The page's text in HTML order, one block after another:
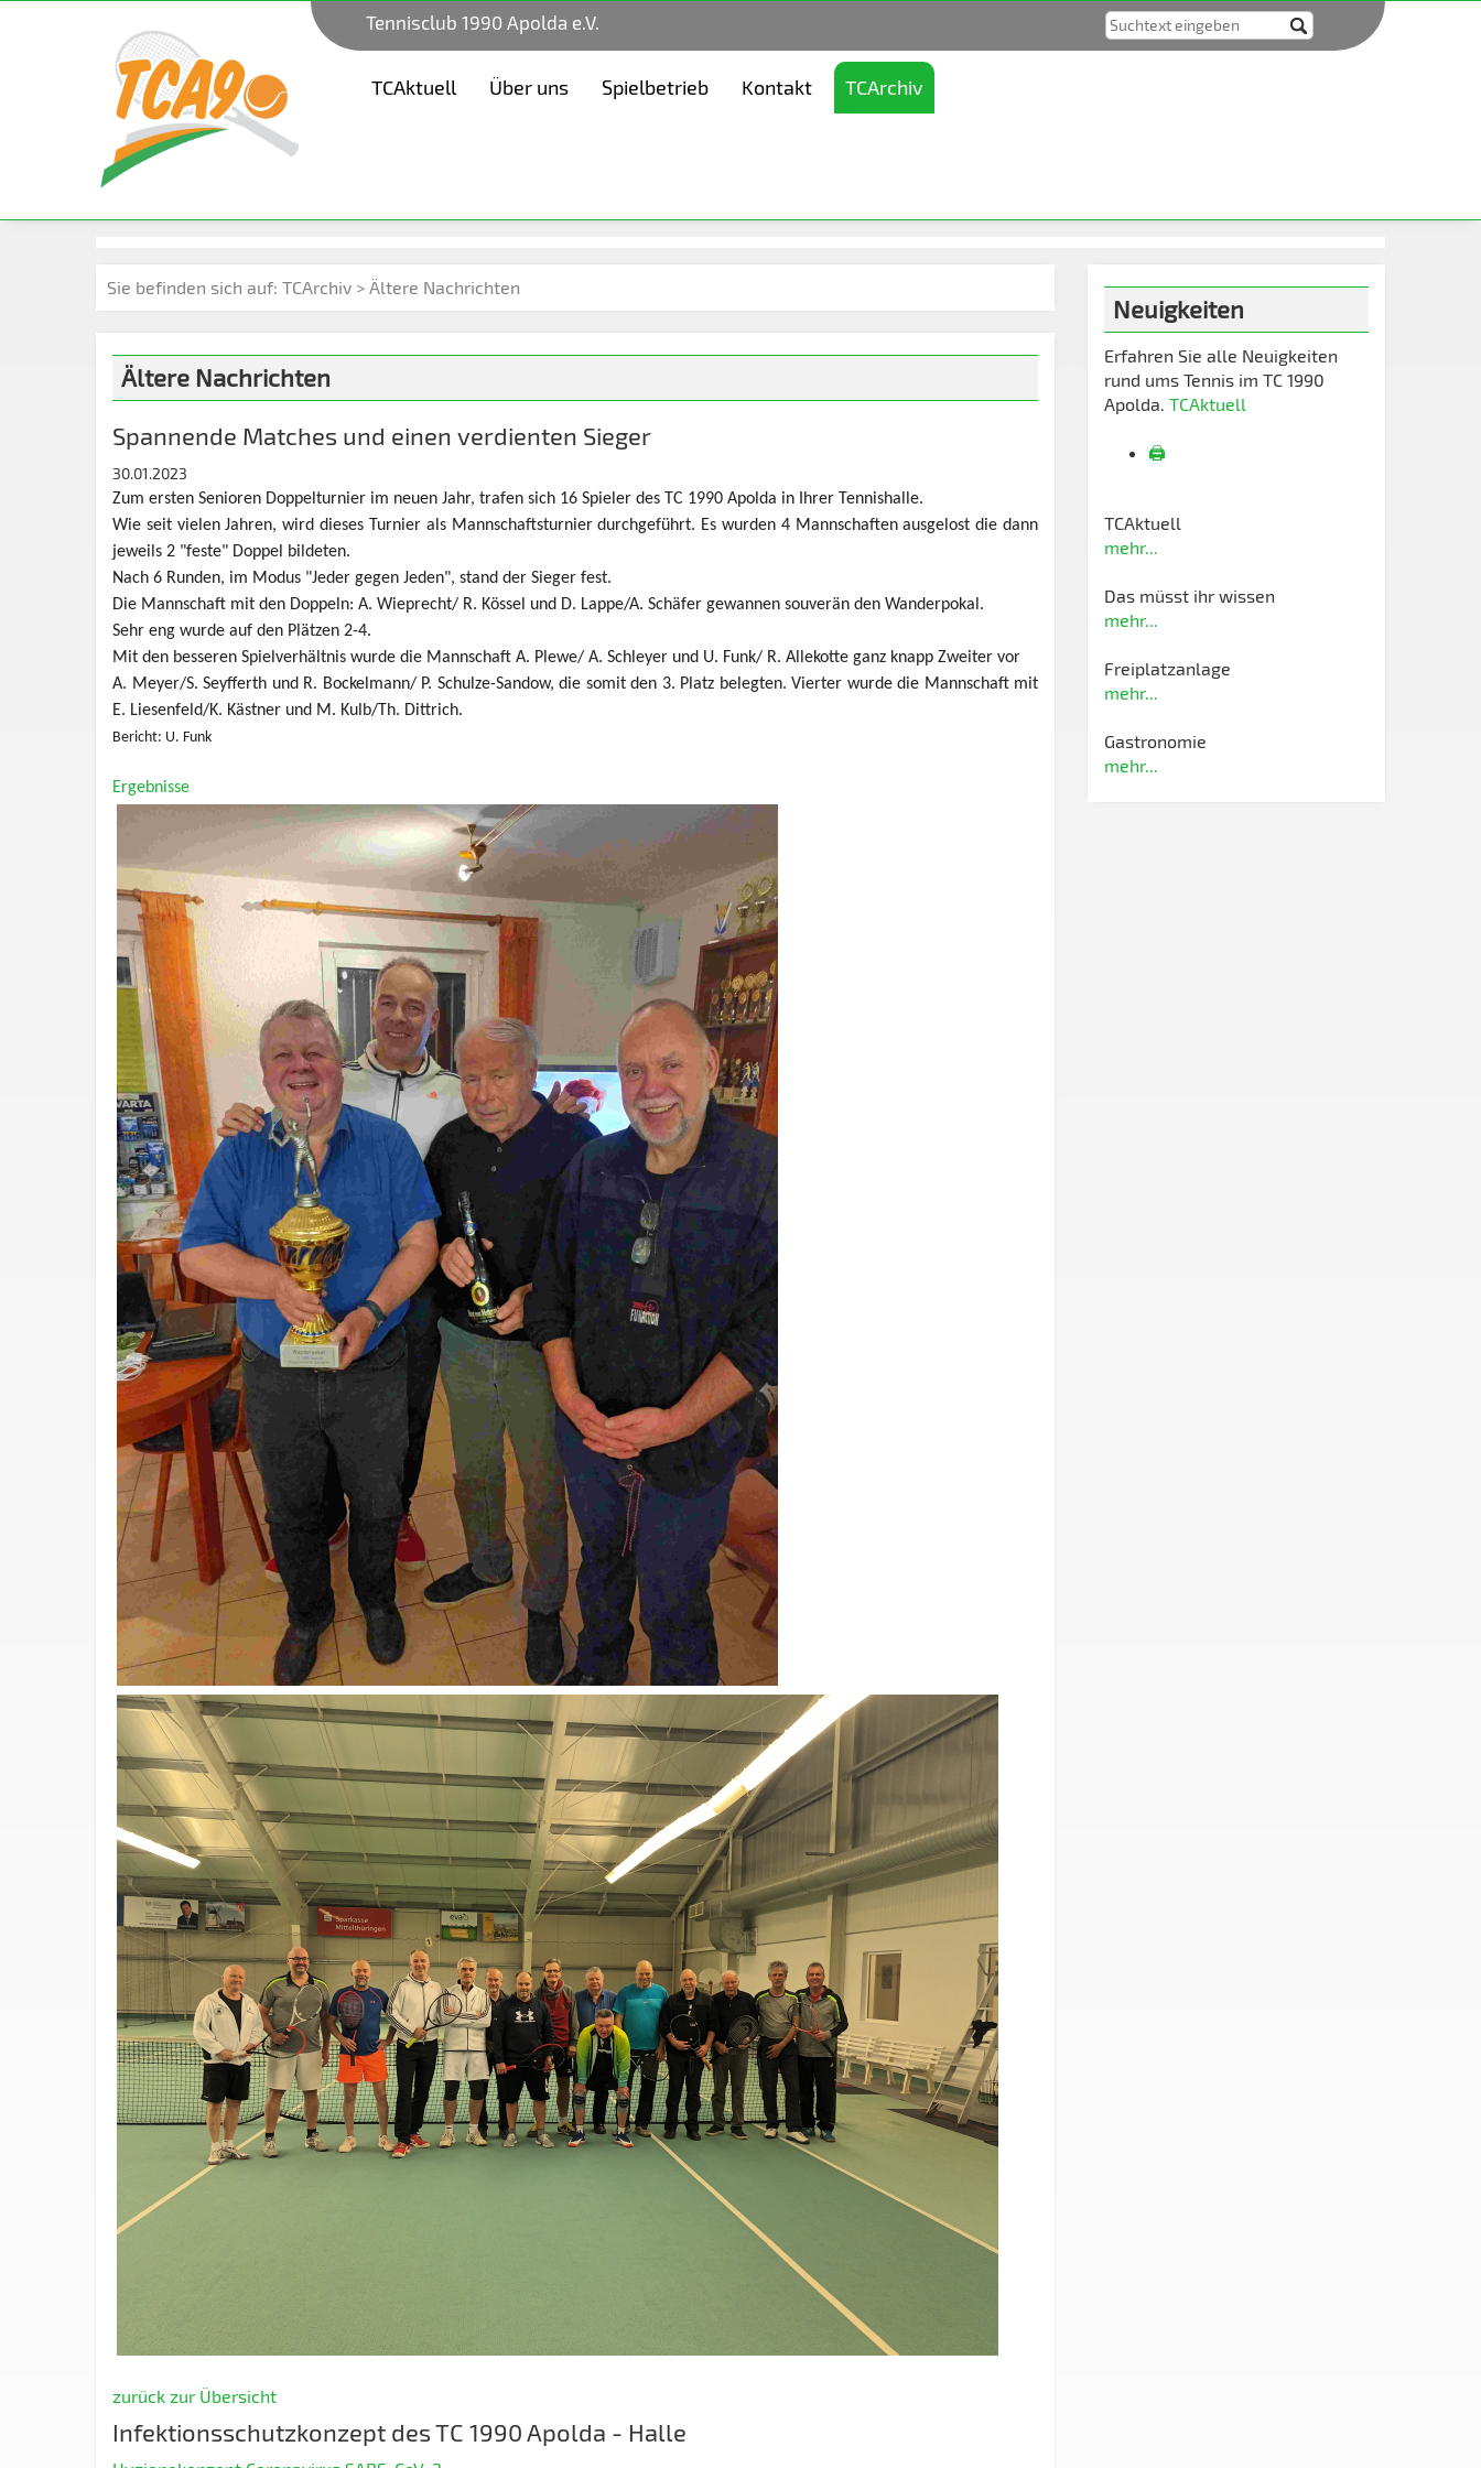
Tennisclub 1990 Apolda e.V.
TCAktuell Über uns Spielbetrieb Kontakt TCArchiv
Sie befinden sich auf: TCArchiv > Ältere Nachrichten
Ältere Nachrichten
Spannende Matches und einen verdienten Sieger
30.01.2023
Zum ersten Senioren Doppelturnier im neuen Jahr, trafen sich 16 Spieler des TC 1990 Apolda in Ihrer Tennishalle.
Wie seit vielen Jahren, wird dieses Turnier als Mannschaftsturnier durchgeführt. Es wurden 4 Mannschaften ausgelost die dann
jeweils 2 "feste" Doppel bildeten.
Nach 6 Runden, im Modus "Jeder gegen Jeden", stand der Sieger fest.
Die Mannschaft mit den Doppeln: A. Wieprecht/ R. Kössel und D. Lappe/A. Schäfer gewannen souverän den Wanderpokal.
Sehr eng wurde auf den Plätzen 2-4.
Mit den besseren Spielverhältnis wurde die Mannschaft A. Plewe/ A. Schleyer und U. Funk/ R. Allekotte ganz knapp Zweiter vor
A. Meyer/S. Seyfferth und R. Bockelmann/ P. Schulze-Sandow, die somit den 3. Platz belegten. Vierter wurde die Mannschaft mit
E. Liesenfeld/K. Kästner und M. Kulb/Th. Dittrich.
Bericht: U. Funk
Ergebnisse
zurück zur Übersicht
Infektionsschutzkonzept des TC 1990 Apolda - Halle
Neuigkeiten
Erfahren Sie alle Neuigkeiten
rund ums Tennis im TC 1990
Apolda. TCAktuell
🖨️
TCAktuell
mehr...
Das müsst ihr wissen
mehr...
Freiplatzanlage
mehr...
Gastronomie
mehr...